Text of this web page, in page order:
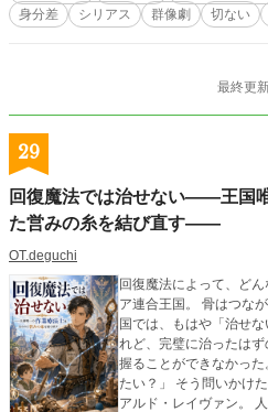
身分差
シリアス 群像劇 切ない
最終更
29
回復魔法では治せない――王国
た営みの糸を結び直す――
OT.deguchi
回復魔法によって、ど
ア連合王国。 骨はつながり、失われた手足さえ元に戻る。 王
国では、もはや「治せな
れど、完璧に治ったは
握ることができなかった。 「握れるようになったら、何
たい？」 そう問いかけたのは、回復魔法を使えない治療者、
アルド・レイヴァン。 人と道具、場所、習慣、役割を結ぶ